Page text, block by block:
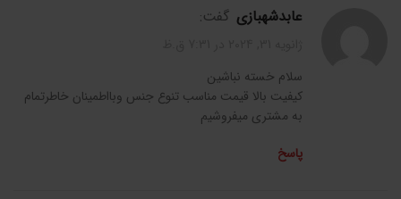
عابدشهبازی گفت:
سلام خسته نباشین
کیفیت بالا قیمت مناسب تنوع جنس وبااطمینان خاطرتمام
به مشتری میفروشیم
پاسخ